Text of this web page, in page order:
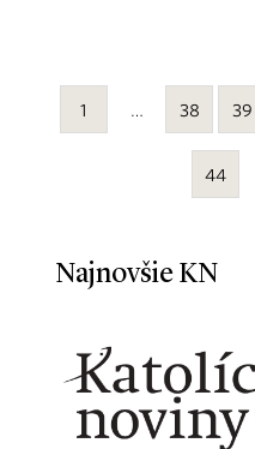
1 … 38 39
44
Najnovšie KN